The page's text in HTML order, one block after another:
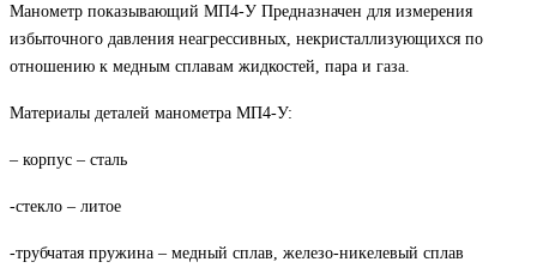
Манометр показывающий МП4-У Предназначен для измерения
избыточного давления неагрессивных, некристаллизующихся по
отношению к медным сплавам жидкостей, пара и газа.
Материалы деталей манометра МП4-У:
– корпус – сталь
-стекло – литое
-трубчатая пружина – медный сплав, железо-никелевый сплав